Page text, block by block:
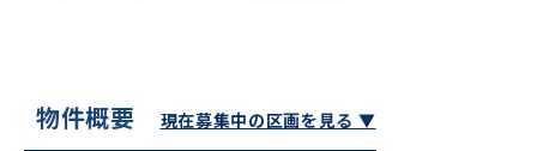
物件概要 現在募集中の区画を見る ▼